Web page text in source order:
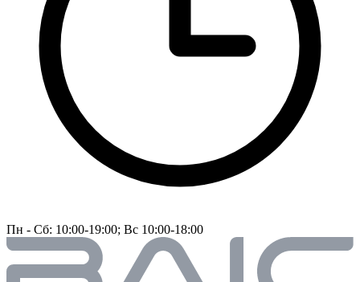
Пн - Сб: 10:00-19:00; Вс 10:00-18:00